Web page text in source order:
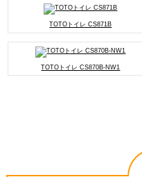
TOTOトイレ CS871B
TOTOトイレ CS870B-NW1